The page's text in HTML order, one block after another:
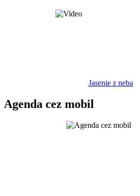
Jasenie z neba
Agenda cez mobil